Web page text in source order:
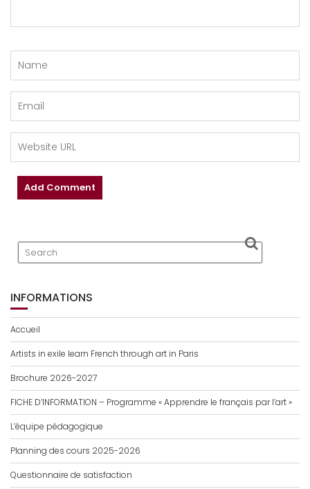
INFORMATIONS
Accueil
Artists in exile learn French through art in Paris
Brochure 2026-2027
FICHE D’INFORMATION – Programme « Apprendre le français par l’art »
L’équipe pédagogique
Planning des cours 2025-2026
Questionnaire de satisfaction